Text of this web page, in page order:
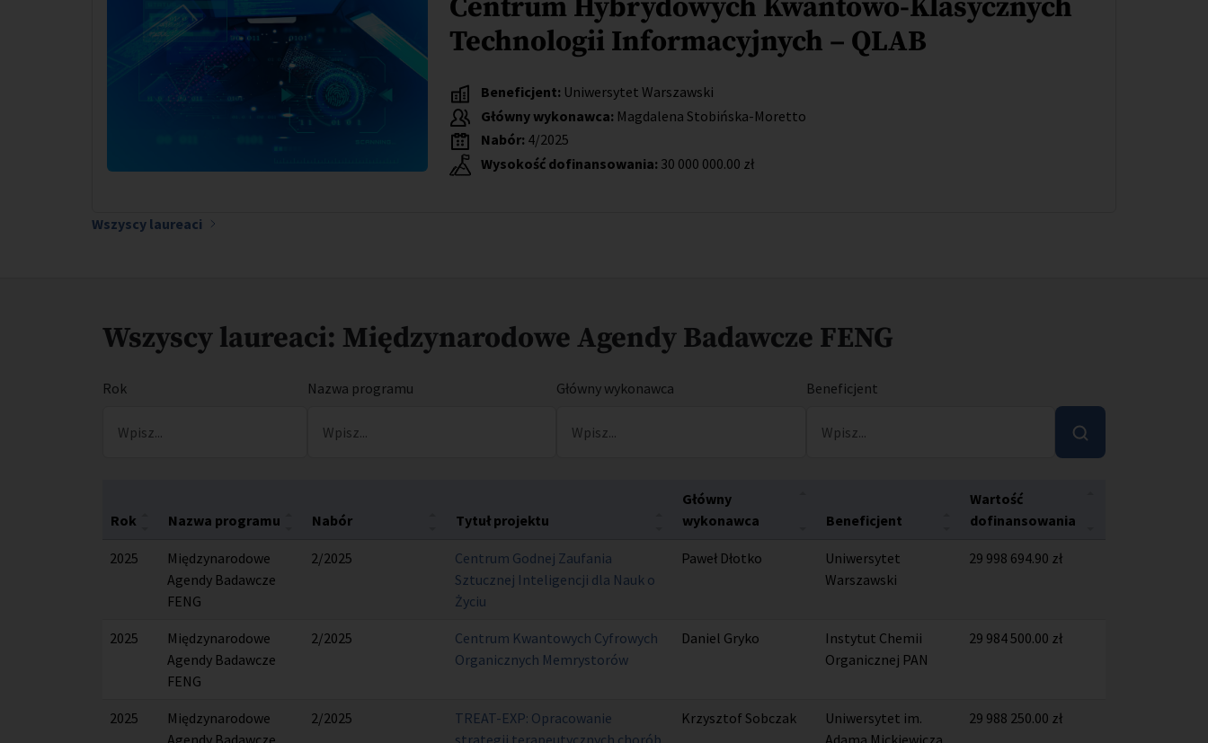
Centrum Hybrydowych Kwantowo-Klasycznych
Technologii Informacyjnych – QLAB
Beneficjent: Uniwersytet Warszawski
Główny wykonawca: Magdalena Stobińska-Moretto
Nabór: 4/2025
Wysokość dofinansowania: 30 000 000.00 zł
Wszyscy laureaci
Wszyscy laureaci: Międzynarodowe Agendy Badawcze FENG
Rok Nazwa programu Główny wykonawca Beneficjent
Wyszukaj
Rok Nazwa programu Nabór Tytuł projektu
Główny
wykonawca
Beneficjent
Wartość
dofinansowania
2025
Międzynarodowe
Agendy Badawcze
FENG
2/2025
Centrum Godnej Zaufania
Sztucznej Inteligencji dla Nauk o
Życiu
Paweł Dłotko
Uniwersytet
Warszawski
29 998 694.90 zł
2025
Międzynarodowe
Agendy Badawcze
FENG
2/2025
Centrum Kwantowych Cyfrowych
Organicznych Memrystorów
Daniel Gryko
Instytut Chemii
Organicznej PAN
29 984 500.00 zł
2025
Międzynarodowe
2/2025
TREAT-EXP: Opracowanie
Krzysztof Sobczak
Uniwersytet im.
29 988 250.00 zł